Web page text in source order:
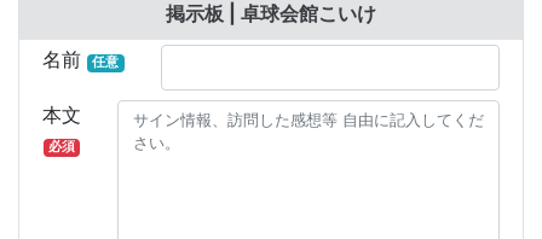
掲示板 | 卓球会館こいけ
名前
任意
本文
必須